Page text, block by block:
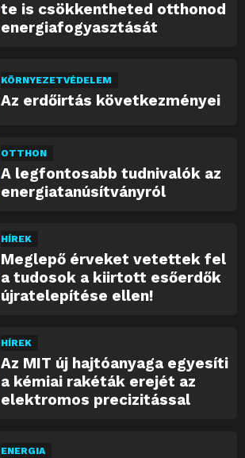
te is csökkentheted otthonod
energiafogyasztását
KÖRNYEZETVÉDELEM
Az erdőirtás következményei
OTTHON
A legfontosabb tudnivalók az
energiatanúsítványról
HÍREK
Meglepő érveket vetettek fel
a tudosok a kiirtott esőerdők
újratelepítése ellen!
HÍREK
Az MIT új hajtóanyaga egyesíti
a kémiai rakéták erejét az
elektromos precizitással
ENERGIA